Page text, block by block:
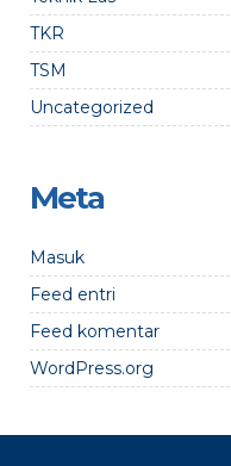
TKR
TSM
Uncategorized
Meta
Masuk
Feed entri
Feed komentar
WordPress.org